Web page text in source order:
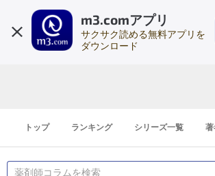
m3.comアプリ
サクサク読める無料アプリを
ダウンロード
会員登
トップ ランキング シリーズ一覧